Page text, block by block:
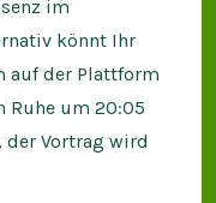
im
könnt Ihr
auf der Plattform
Ruhe um 20:05
der Vortrag wird